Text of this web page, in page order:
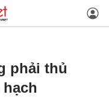
phải thủ